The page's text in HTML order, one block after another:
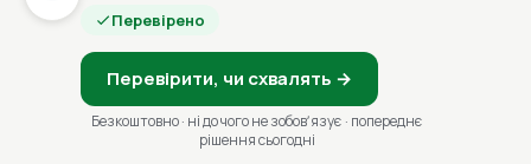
Перевірено
Перевірити, чи схвалять →
Безкоштовно · ні до чого не зобовʼязує · попереднє
рішення сьогодні